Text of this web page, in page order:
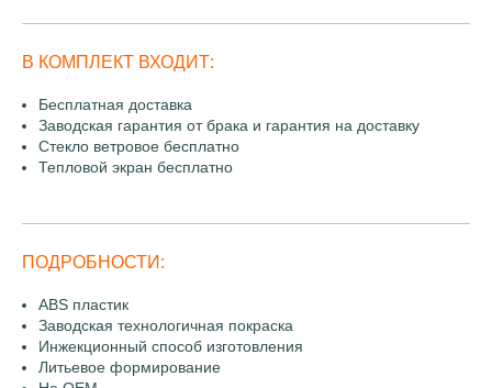
В КОМПЛЕКТ ВХОДИТ:
Бесплатная доставка
Заводская гарантия от брака и гарантия на доставку
Стекло ветровое бесплатно
Тепловой экран бесплатно
ПОДРОБНОСТИ:
ABS пластик
Заводская технологичная покраска
Инжекционный способ изготовления
Литьевое формирование